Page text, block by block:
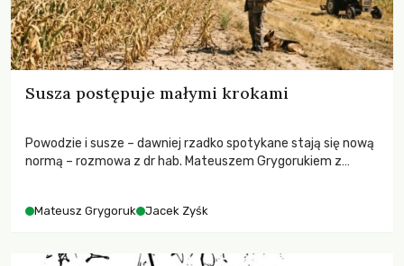
Susza postępuje małymi krokami
Powodzie i susze – dawniej rzadko spotykane stają się nową
normą – rozmowa z dr hab. Mateuszem Grygorukiem z
Mateusz Grygoruk Jacek Zyśk